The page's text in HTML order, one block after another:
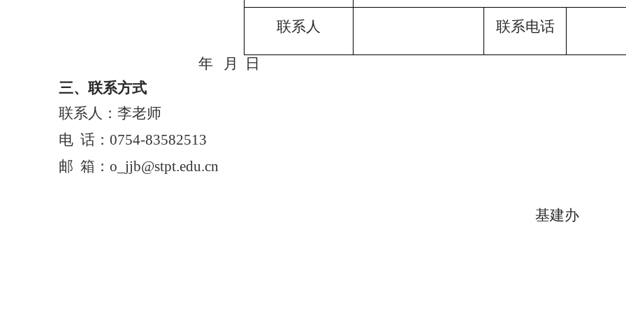
联系人 联系电话
年 月
日
三、联系方式
联系人：李老师
电 话： 0754-83582513
邮 箱： o_jjb@stpt.edu.cn
基建办